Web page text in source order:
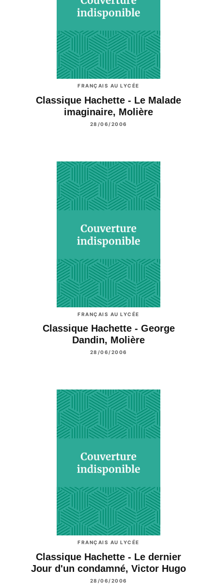
FRANÇAIS AU LYCÉE
Classique Hachette - Le Malade
imaginaire, Molière
28/06/2006
FRANÇAIS AU LYCÉE
Classique Hachette - George
Dandin, Molière
28/06/2006
FRANÇAIS AU LYCÉE
Classique Hachette - Le dernier
Jour d'un condamné, Victor Hugo
28/06/2006